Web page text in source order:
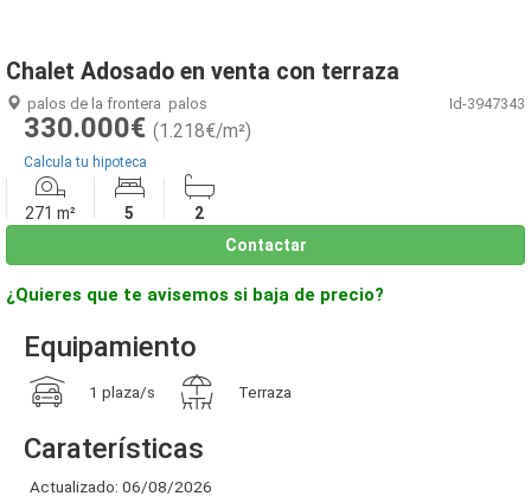
Chalet Adosado en venta con terraza
palos de la frontera palos Id-3947343
330.000€ (1.218€/m²)
Calcula tu hipoteca
271 m² 5
2
Contactar
¿Quieres que te avisemos si baja de precio?
Equipamiento
1 plaza/s Terraza
Caraterísticas
Actualizado: 06/08/2026